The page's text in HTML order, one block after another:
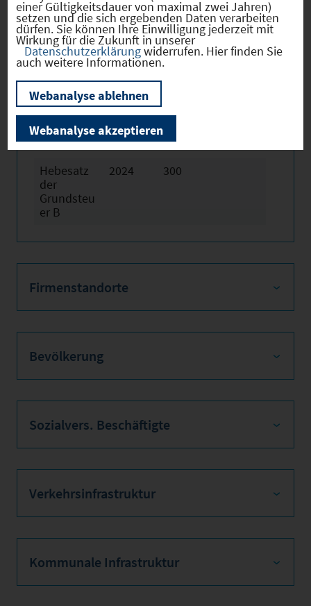
Gewerbest
euerhebes
atz
2024 350
Hebesatz
der
Grundsteu
er B
2024 300
Firmenstandorte
Bevölkerung
Sozialvers. Beschäftigte
Verkehrsinfrastruktur
Kommunale Infrastruktur
einer Gültigkeitsdauer von maximal zwei Jahren)
setzen und die sich ergebenden Daten verarbeiten
dürfen. Sie können Ihre Einwilligung jederzeit mit
Wirkung für die Zukunft in unserer
Datenschutzerklärungwiderrufen. Hier finden Sie
auch weitere Informationen.
Webanalyse ablehnen
Webanalyse akzeptieren